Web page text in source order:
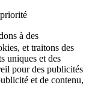
à des
et traitons des
uniques et des
pour des publicités
et de contenu,